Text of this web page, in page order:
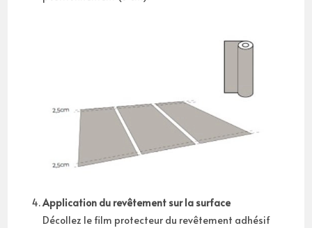
Application du revêtement sur la surface
Décollez le film protecteur du revêtement adhésif